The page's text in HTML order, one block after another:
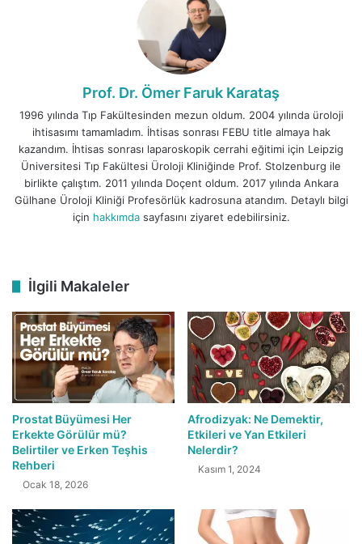
Prof. Dr. Ömer Faruk Karataş
1996 yılında Tıp Fakültesinden mezun oldum. 2004 yılında üroloji
ihtisasımı tamamladım. İhtisas sonrası FEBU title almaya hak
kazandım. İhtisas sonrası laparoskopik cerrahi eğitimi için Leipzig
Üniversitesi Tıp Fakültesi Üroloji Kliniğinde Prof. Stolzenburg ile
birlikte çalıştım. 2011 yılında Doçent oldum. 2017 yılında Ankara
Gülhane Üroloji Kliniği Profesörlük kadrosuna atandım. Detaylı bilgi
için hakkımdasayfasını ziyaret edebilirsiniz.
İlgili Makaleler
Prostat Büyümesi Her
Erkekte Görülür mü?
Belirtiler ve Erken Teşhis
Rehberi
Ocak 18, 2026
Afrodizyak: Ne Demektir,
Etkileri ve Yan Etkileri
Nelerdir?
Kasım 1, 2024